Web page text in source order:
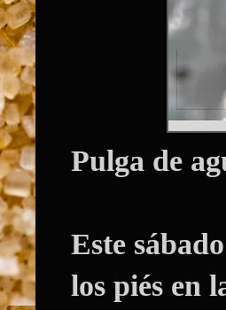
Pulga de
Este
los piés en